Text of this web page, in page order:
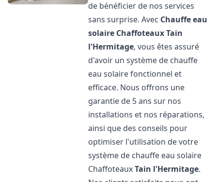
de bénéficier de nos services
sans surprise. Avec Chauffe eau
solaire ChaffoteauxTain
l'Hermitage, vous êtes assuré
d'avoir un système de chauffe
eau solaire fonctionnel et
efficace. Nous offrons une
garantie de 5 ans sur nos
installations et nos réparations,
ainsi que des conseils pour
optimiser l'utilisation de votre
système de chauffe eau solaire
ChaffoteauxTain l'Hermitage.